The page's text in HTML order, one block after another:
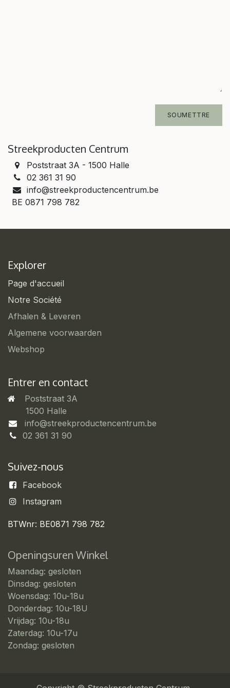
SOUMETTRE
Streekproducten Centrum
Poststraat 3A - 1500 Halle
02 361 31 90
info@streekproductencentrum.be
BE 0871 798 782
Explorer
Page d'accueil
Notre Société
Afhalen & Leveren
Algemene voorwaarden
Webshop
Entrer en contact
Poststraat 3A
​1500 Halle
info@streekproductencentrum.be
02 361 31 90
Suivez-nous
Facebook
Instagram
BTWnr: BE0871 798 782
Openingsuren Winkel
Maandag: gesloten
Dinsdag: gesloten
Woensdag: 10u-18u
Donderdag: 10u-18U
Vrijdag: 10u-18u
Zaterdag: 10u-17u
Zondag: gesloten